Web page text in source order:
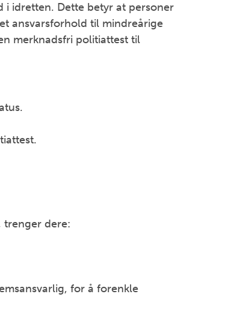
idretten. Dette betyr at personer
ansvarsforhold til mindreårige
merknadsfri politiattest til
trenger dere:
for å forenkle